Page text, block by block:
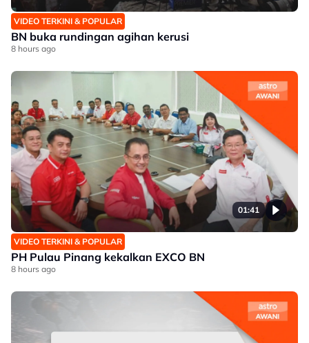
VIDEO TERKINI & POPULAR
BN buka rundingan agihan kerusi
8 hours ago
01:41
VIDEO TERKINI & POPULAR
PH Pulau Pinang kekalkan EXCO BN
8 hours ago